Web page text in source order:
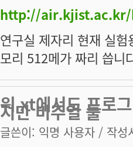
http://air.kjist.ac.kr/
연구실 제자리 현재 실
모리 512메가 짜리 씁니
워 xt에서도 프로
지만 비주얼 툴
글쓴이: 익명 사용자 / 작성